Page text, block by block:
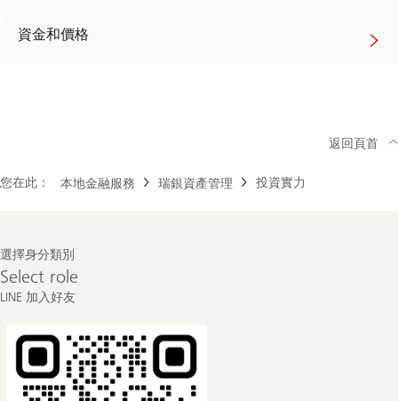
資金和價格
您在此： 本地金融服務 瑞銀資產管理 投資實力
返回頁首
Footer
Navigation
選擇身分類別
Select
role
Select role
LINE 加入好友